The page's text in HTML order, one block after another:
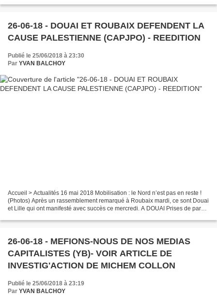
26-06-18 - DOUAI ET ROUBAIX DEFENDENT LA
CAUSE PALESTIENNE (CAPJPO) - REEDITION
Publié le 25/06/2018 à 23:30
Par YVAN BALCHOY
Accueil > Actualités 16 mai 2018 Mobilisation : le Nord n’est pas en reste !
(Photos) Après un rassemblement remarqué à Roubaix mardi, ce sont Douai
et Lille qui ont manifesté avec succès ce mercredi. A DOUAI Prises de parole
26-06-18 - MEFIONS-NOUS DE NOS MEDIAS
CAPITALISTES (YB)- VOIR ARTICLE DE
INVESTIG'ACTION DE MICHEM COLLON
Publié le 25/06/2018 à 23:19
Par YVAN BALCHOY